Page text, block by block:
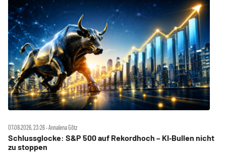
07.08.2026, 23:26 ‧ Annalena Götz
Schlussglocke: S&P 500 auf Rekordhoch – KI‑Bullen nicht
zu stoppen